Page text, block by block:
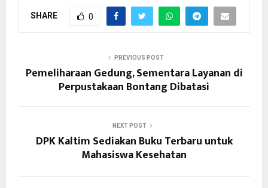
SHARE 0
PREVIOUS POST
Pemeliharaan Gedung, Sementara Layanan di
Perpustakaan Bontang Dibatasi
NEXT POST
DPK Kaltim Sediakan Buku Terbaru untuk
Mahasiswa Kesehatan